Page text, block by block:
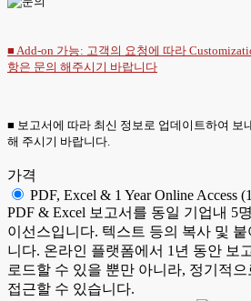
■ Add-on 가능: 고객의 요청에 따라
항은 문의 해주시기 바랍니다
■ 보고서에 따라 최신 정보로 업데이트하여 보
해 주시기 바랍니다.
가격
PDF, Excel & 1 Year Online Access
PDF & Excel 보고서를 동일 기업내 5
이선스입니다. 텍스트 등의 복사 및
니다. 온라인 플랫폼에서 1년 동안 보
로드할 수 있을 뿐만 아니라, 정기적
접근할 수 있습니다.